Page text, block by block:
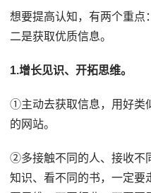
想要提高认知，有两个重点
二是获取优质信息。
1.增长见识、开拓思维。
①主动去获取信息，用好类
的网站。
②多接触不同的人、接收不
知识、看不同的书，一定要